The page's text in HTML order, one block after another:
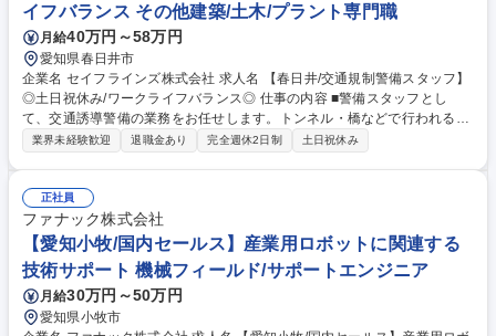
イフバランス その他建築/土木/プラント専門職
月給40万円～58万円
愛知県春日井市
企業名 セイフラインズ株式会社 求人名 【春日井/交通規制警備スタッフ】
◎土日祝休み/ワークライフバランス◎ 仕事の内容 ■警備スタッフとし
て、交通誘導警備の業務をお任せします。トンネル・橋などで行われる点
検やメンテナンス時に行われる交通規制、作業員や通行人の安全をチーム
ら、交通渋滞や事故発生を防止します。 【将来的には…】警備員の取りま
とめや、人員確保、規制計画などもお任せしたいと考えております。全国
展開を目指し事業成長中のため、将来は警備幹部候補として就業いただく
ことを期待しています。変更の範囲：なし 募集職種 【春日井/交通規制警
備スタッフ】◎土日祝休み/ワークライフバランス◎
業界未経験歓迎 退職金あり 完全週休2日制 土日祝休み
正社員
ファナック株式会社
【愛知小牧/国内セールス】産業用ロボットに関連する
技術サポート 機械フィールド/サポートエンジニア
月給30万円～50万円
愛知県小牧市